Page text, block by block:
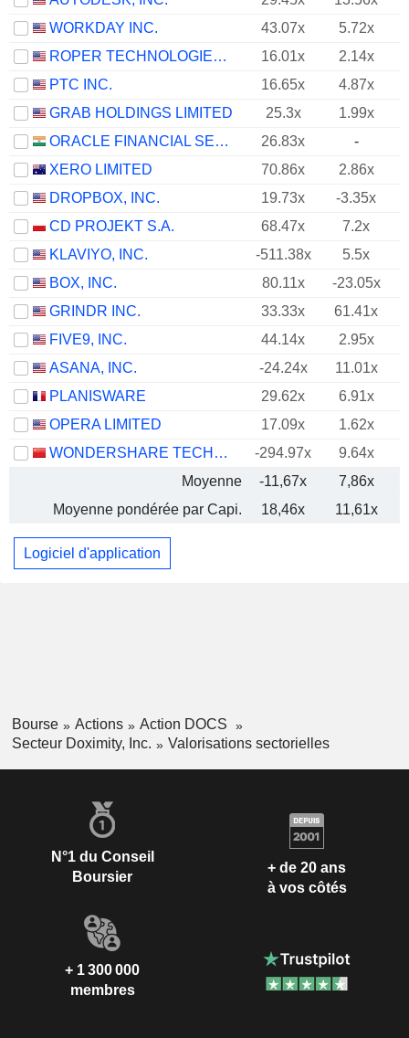
WORKDAY INC.
43.07x
5.72x
ROPER TECHNOLOGIES, INC.
16.01x
2.14x
PTC INC.
16.65x
4.87x
GRAB HOLDINGS LIMITED
25.3x
1.99x
ORACLE FINANCIAL SERVICES SOFTWARE LIMITED
26.83x
-
XERO LIMITED
70.86x
2.86x
DROPBOX, INC.
19.73x
-3.35x
CD PROJEKT S.A.
68.47x
7.2x
KLAVIYO, INC.
-511.38x
5.5x
BOX, INC.
80.11x
-23.05x
GRINDR INC.
33.33x
61.41x
FIVE9, INC.
44.14x
2.95x
ASANA, INC.
-24.24x
11.01x
PLANISWARE
29.62x
6.91x
OPERA LIMITED
17.09x
1.62x
WONDERSHARE TECHNOLOGY GROUP CO., LTD.
-294.97x
9.64x
Moyenne
-11,67x
7,86x
Moyenne pondérée par Capi.
18,46x 11,61x
Logiciel d'application
Bourse Actions
Action DOCS
Secteur Doximity, Inc.
Valorisations sectorielles
N°1 du Conseil
Boursier
+ de 20 ans
à vos côtés
+ 1 300 000
membres